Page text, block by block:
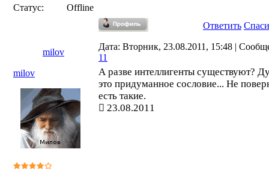
Статус:
Offline
Ответить
milov
Дата: Вторник, 23.08.2011, 15:48 |
11
milov
А разве интеллигенты существуют?
это придуманное сословие... Не
есть такие.
23.08.2011